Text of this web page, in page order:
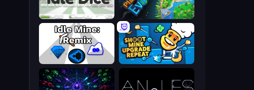
Idle Dice
Shoot Mine Upgrade Repeat
Idle Mine: Remix